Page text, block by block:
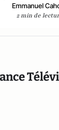
Emmanuel
2 min de